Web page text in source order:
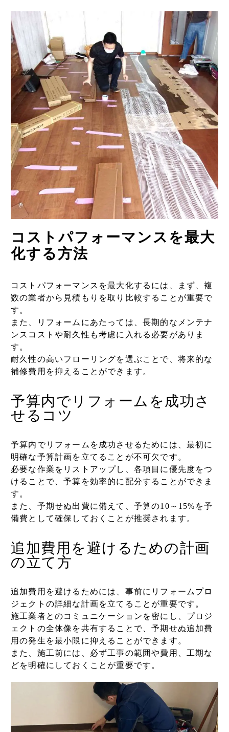
コストパフォーマンスを最大
化する方法
コストパフォーマンスを最大化するには、まず、複
数の業者から見積もりを取り比較することが重要で
す。
また、リフォームにあたっては、長期的なメンテナ
ンスコストや耐久性も考慮に入れる必要がありま
す。
耐久性の高いフローリングを選ぶことで、将来的な
補修費用を抑えることができます。
予算内でリフォームを成功さ
せるコツ
予算内でリフォームを成功させるためには、最初に
明確な予算計画を立てることが不可欠です。
必要な作業をリストアップし、各項目に優先度をつ
けることで、予算を効率的に配分することができま
す。
また、予期せぬ出費に備えて、予算の10～15%を予
備費として確保しておくことが推奨されます。
追加費用を避けるための計画
の立て方
追加費用を避けるためには、事前にリフォームプロ
ジェクトの詳細な計画を立てることが重要です。
施工業者とのコミュニケーションを密にし、プロジ
ェクトの全体像を共有することで、予期せぬ追加費
用の発生を最小限に抑えることができます。
また、施工前には、必ず工事の範囲や費用、工期な
どを明確にしておくことが重要です。